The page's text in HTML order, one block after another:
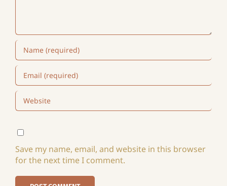
Save my name, email, and website in this browser
for the next time I comment.